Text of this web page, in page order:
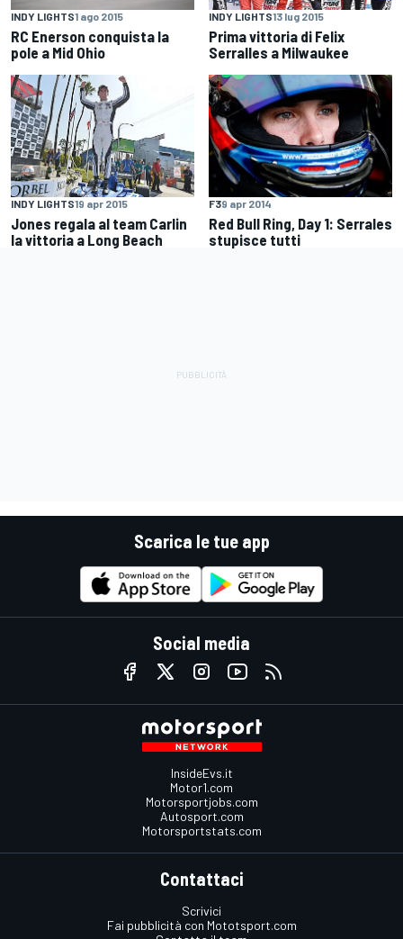
INDY LIGHTS1 ago 2015
RC Enerson conquista la
pole a Mid Ohio
INDY LIGHTS13 lug 2015
Prima vittoria di Felix
Serralles a Milwaukee
INDY LIGHTS19 apr 2015
Jones regala al team Carlin
la vittoria a Long Beach
F39 apr 2014
Red Bull Ring, Day 1: Serrales
stupisce tutti
Scarica le tue app
Social media
InsideEvs.it
Motor1.com
Motorsportjobs.com
Autosport.com
Motorsportstats.com
Contattaci
Scrivici
Fai pubblicità con Mototsport.com